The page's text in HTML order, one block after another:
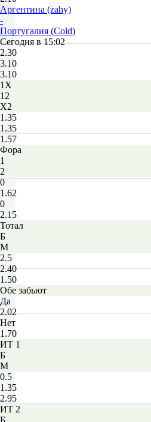
Аргентина (zahy)
-
Португалия (Cold)
Сегодня в 15:02
2.30
3.10
3.10
1X
12
X2
1.35
1.35
1.57
Фора
1
2
0
1.62
0
2.15
Тотал
Б
М
2.5
2.40
1.50
Обе забьют
Да
2.02
Нет
1.70
ИТ 1
Б
М
0.5
1.35
2.95
ИТ 2
Б